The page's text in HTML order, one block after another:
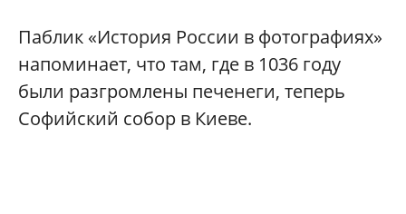
Паблик «История России в фотографиях»
напоминает, что там, где в 1036 году
были разгромлены печенеги, теперь
Софийский собор в Киеве.